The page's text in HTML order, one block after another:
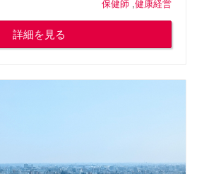
保健師 健康経営
詳細を見る